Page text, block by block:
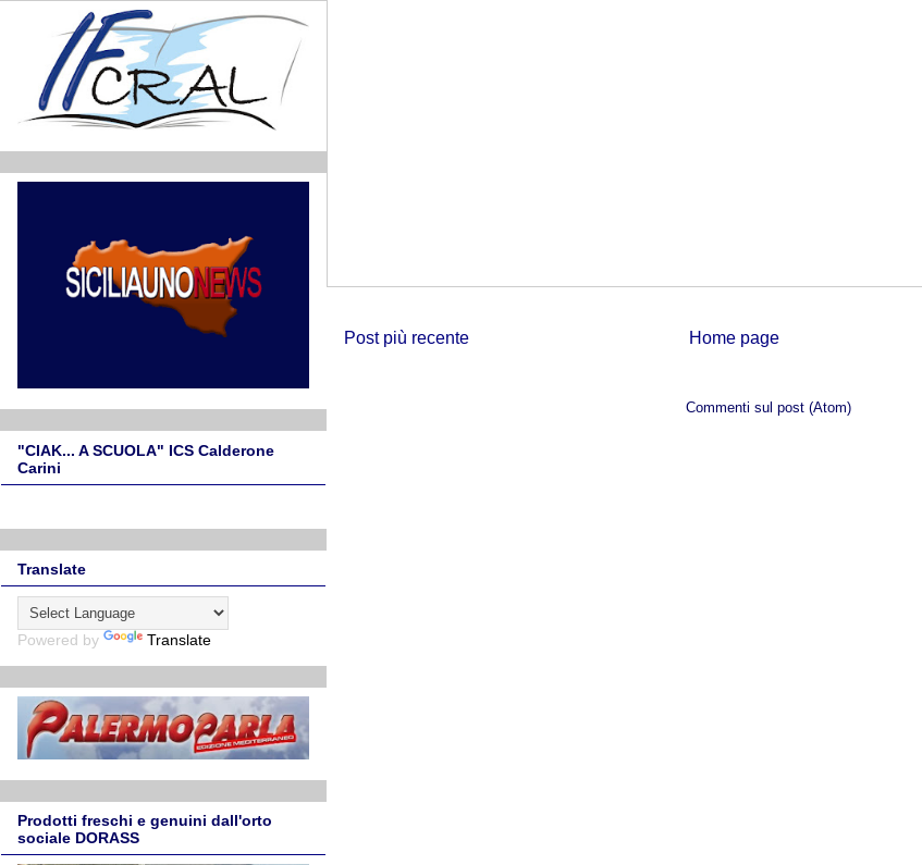
Post più recente Home page
Commenti sul post (Atom)
"CIAK... A SCUOLA" ICS Calderone
Carini
Translate
Powered by Translate
Prodotti freschi e genuini dall'orto
sociale DORASS